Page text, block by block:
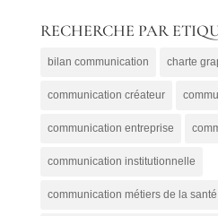
CATEGORIES
RECHERCHE PAR
bilan communication charte
communication créateur
communication entreprise
communication institutionnelle
communication métiers de la santé